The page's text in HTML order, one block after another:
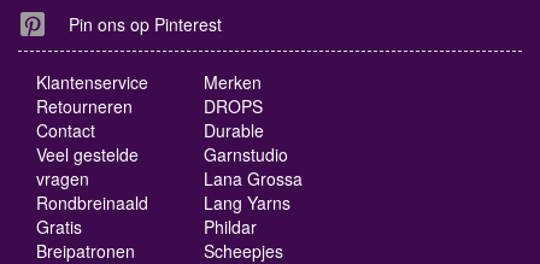
Pin ons op Pinterest
Klantenservice
Retourneren
Contact
Veel gestelde
vragen
Rondbreinaald
Gratis
Breipatronen
Merken
DROPS
Durable
Garnstudio
Lana Grossa
Lang Yarns
Phildar
Scheepjes